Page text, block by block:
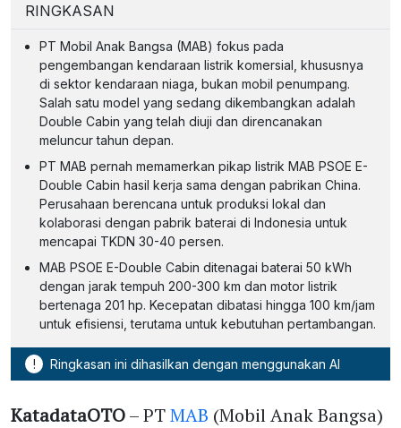
RINGKASAN
PT Mobil Anak Bangsa (MAB) fokus pada
pengembangan kendaraan listrik komersial, khususnya
di sektor kendaraan niaga, bukan mobil penumpang.
Salah satu model yang sedang dikembangkan adalah
Double Cabin yang telah diuji dan direncanakan
meluncur tahun depan.
PT MAB pernah memamerkan pikap listrik MAB PSOE E-
Double Cabin hasil kerja sama dengan pabrikan China.
Perusahaan berencana untuk produksi lokal dan
kolaborasi dengan pabrik baterai di Indonesia untuk
mencapai TKDN 30-40 persen.
MAB PSOE E-Double Cabin ditenagai baterai 50 kWh
dengan jarak tempuh 200-300 km dan motor listrik
bertenaga 201 hp. Kecepatan dibatasi hingga 100 km/jam
untuk efisiensi, terutama untuk kebutuhan pertambangan.
! Ringkasan ini dihasilkan dengan menggunakan AI
KatadataOTO– PTMAB (Mobil Anak Bangsa)